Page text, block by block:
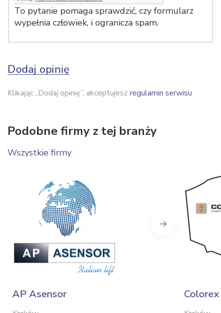
To pytanie pomaga sprawdzić, czy formularz
wypełnia człowiek, i ogranicza spam.
Dodaj opinię
Klikając „Dodaj opinię”, akceptujesz regulamin serwisu.
Podobne firmy z tej branży
Wszystkie firmy
AP Asensor
Next